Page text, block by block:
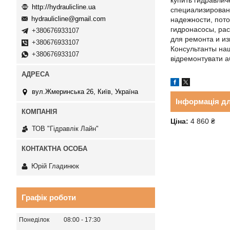
надежности,
гидронасосы,
для ремонта и
Консультанты
відремонтувати
Інформація
Ціна: 4 860 ₴
http://hydraulicline.ua
hydraulicline@gmail.com
+380676933107
+380676933107
+380676933107
вул.Жмеринська 26, Київ, Україна
ТОВ "Гідравлік Лайн"
Юрій Гладинюк
Графік роботи
Понеділок 08:00
17:30